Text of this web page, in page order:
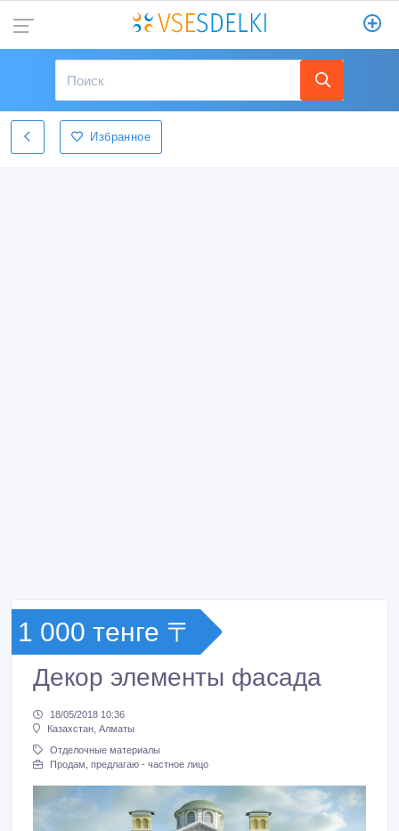
Избранное
1 000 тенге 〒
Декор элементы фасада
18/05/2018 10:36
Казахстан, Алматы
Отделочные материалы
Продам, предлагаю - частное лицо